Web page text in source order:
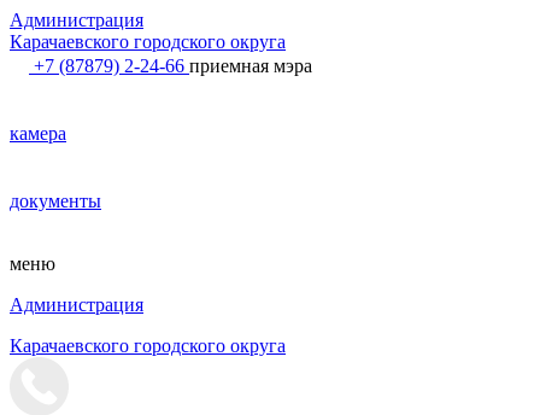
Администрация
Карачаевского городского округа
+7 (87879) 2-24-66 приемная мэра
камера
документы
меню
Администрация
Карачаевского городского округа